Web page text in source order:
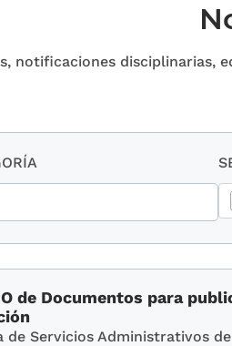
notificaciones disciplinarias,
de Documentos para
Servicios Administrativos